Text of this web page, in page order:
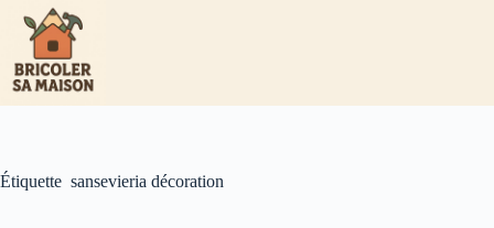
contenu
Étiquette sansevieria décoration